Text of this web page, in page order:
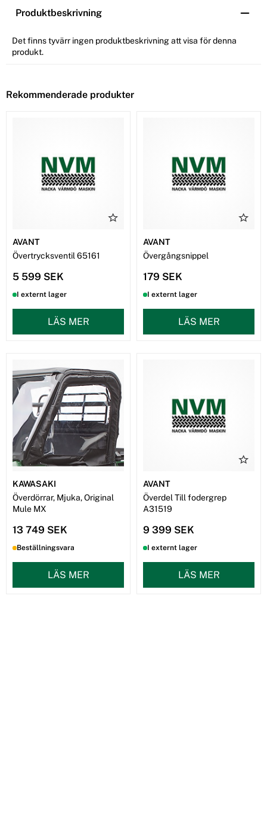
Produktbeskrivning
Det finns tyvärr ingen produktbeskrivning att visa för denna
produkt.
Rekommenderade produkter
AVANT
Övertrycksventil 65161
5 599 SEK
I externt lager
LÄS MER
AVANT
Övergångsnippel
179 SEK
I externt lager
LÄS MER
KAWASAKI
Överdörrar, Mjuka, Original
Mule MX
13 749 SEK
Beställningsvara
LÄS MER
AVANT
Överdel Till fodergrep
A31519
9 399 SEK
I externt lager
LÄS MER